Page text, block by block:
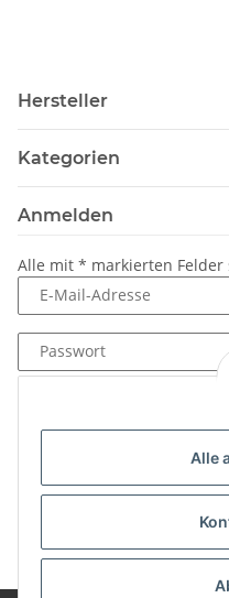
Alle
Hersteller
Kategorien
Anmelden
Alle mit * markierten
E-Mail-Adresse
Passwort
Neu hier?Jetzt registrieren!